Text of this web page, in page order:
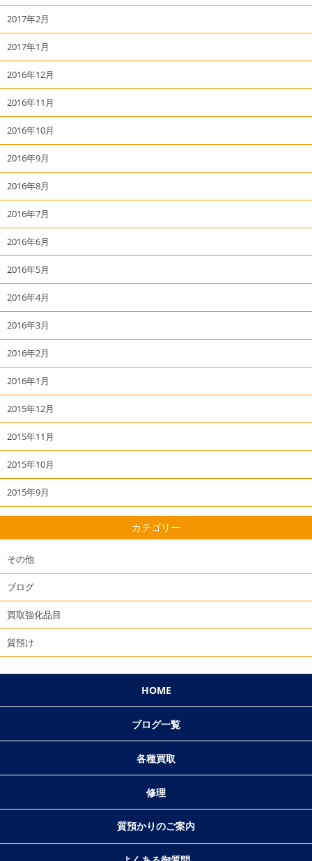
2017年2月
2017年1月
2016年12月
2016年11月
2016年10月
2016年9月
2016年8月
2016年7月
2016年6月
2016年5月
2016年4月
2016年3月
2016年2月
2016年1月
2015年12月
2015年11月
2015年10月
2015年9月
カテゴリー
その他
ブログ
買取強化品目
質預け
HOME
ブログ一覧
各種買取
修理
質預かりのご案内